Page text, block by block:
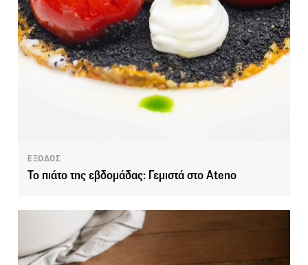
ΕΞΟΔΟΣ
Το πιάτο της εβδομάδας: Γεμιστά στο Ateno